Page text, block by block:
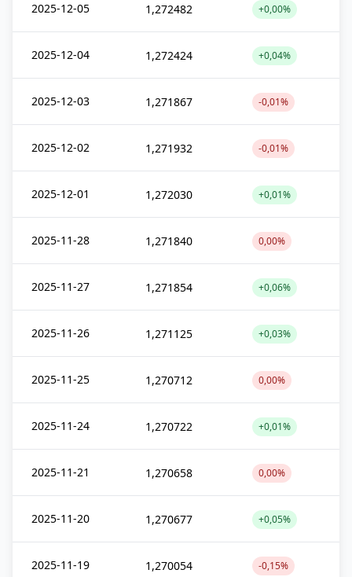
2025-12-05 1,272482 +0,00%
2025-12-04 1,272424 +0,04%
2025-12-03 1,271867 -0,01%
2025-12-02 1,271932 -0,01%
2025-12-01 1,272030 +0,01%
2025-11-28 1,271840 0,00%
2025-11-27 1,271854 +0,06%
2025-11-26 1,271125 +0,03%
2025-11-25 1,270712 0,00%
2025-11-24 1,270722 +0,01%
2025-11-21 1,270658 0,00%
2025-11-20 1,270677 +0,05%
2025-11-19 1,270054 -0,15%